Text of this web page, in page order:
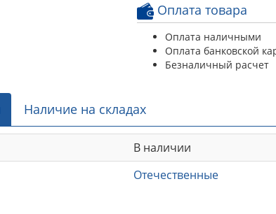
Оплата товара
Оплата наличными
Оплата банковской
Безналичный расчет
Наличие на складах
В наличии
Отечественные